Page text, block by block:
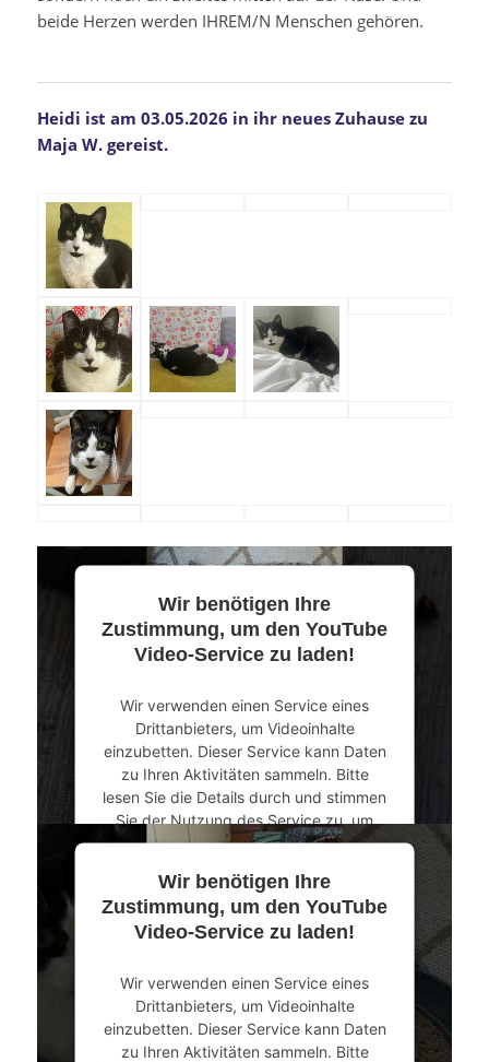
beide Herzen werden IHREM/N Menschen gehören.
Heidi ist am 03.05.2026 in ihr neues Zuhause zu
Maja W. gereist.
Wir benötigen Ihre
Zustimmung, um den YouTube
Video-Service zu laden!
Wir verwenden einen Service eines
Drittanbieters, um Videoinhalte
einzubetten. Dieser Service kann Daten
zu Ihren Aktivitäten sammeln. Bitte
lesen Sie die Details durch und stimmen
Sie der Nutzung des Service zu, um
dieses Video anzusehen.
Mehr Informationen
powered byUsercentrics Consent
Management Platform&eRecht24
Wir benötigen Ihre
Zustimmung, um den YouTube
Video-Service zu laden!
Wir verwenden einen Service eines
Drittanbieters, um Videoinhalte
einzubetten. Dieser Service kann Daten
zu Ihren Aktivitäten sammeln. Bitte